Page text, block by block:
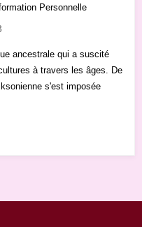
Personnelle
ancestrale qui a suscité
à travers les âges. De
s'est imposée